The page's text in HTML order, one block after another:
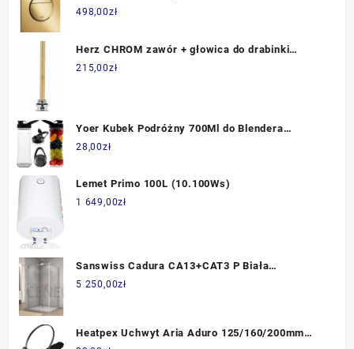
37601GL0
498,00zł
Herz CHROM zawór + głowica do drabinki
łazienk. (S768441)
215,00zł
Yoer Kubek Podróżny 700Ml do Blendera
Kielichowego Titano (Jb03A1)
28,00zł
Lemet Primo 100L (10.100Ws)
1 649,00zł
Sanswiss Cadura CA13+CAT3 P Biała
140x100cm CA13D1400907+CAT31000907
5 250,00zł
Heatpex Uchwyt Aria Aduro 125/160/200mm